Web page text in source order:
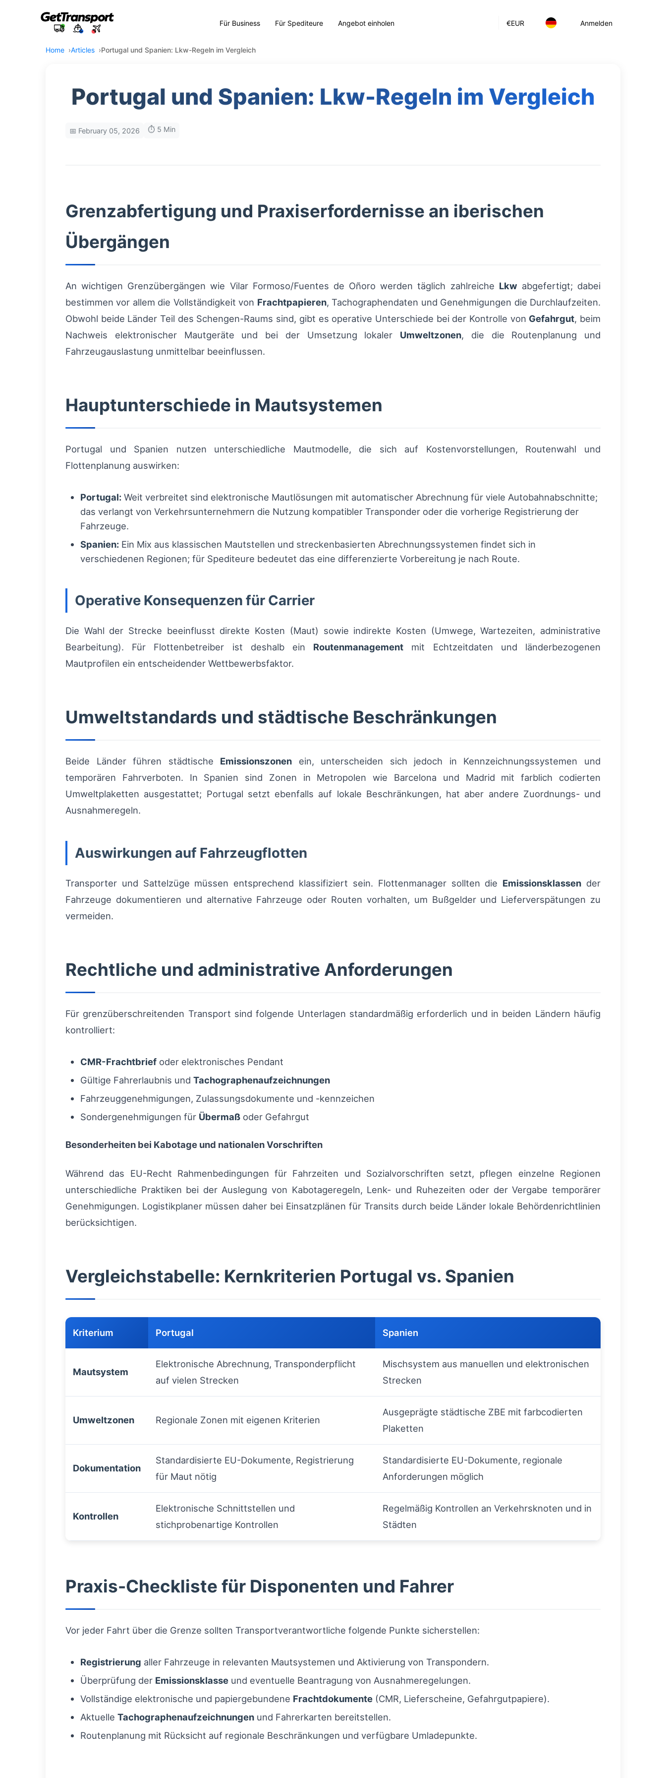
€EUR Anmelden
Für Business Für Spediteure Angebot einholen
Home Articles Portugal und Spanien: Lkw-Regeln im Vergleich
Portugal und Spanien: Lkw-Regeln im Vergleich
📅 February 05, 2026 ⏱️ 5 Min
Grenzabfertigung und Praxiserfordernisse an iberischen
Übergängen
An wichtigen Grenzübergängen wie Vilar Formoso/Fuentes de Oñoro werden täglich zahlreiche Lkwabgefertigt; dabei
bestimmen vor allem die Vollständigkeit von Frachtpapieren, Tachographendaten und Genehmigungen die Durchlaufzeiten.
Obwohl beide Länder Teil des Schengen-Raums sind, gibt es operative Unterschiede bei der Kontrolle von Gefahrgut, beim
Nachweis elektronischer Mautgeräte und bei der Umsetzung lokaler Umweltzonen, die die Routenplanung und
Fahrzeugauslastung unmittelbar beeinflussen.
Hauptunterschiede in Mautsystemen
Portugal und Spanien nutzen unterschiedliche Mautmodelle, die sich auf Kostenvorstellungen, Routenwahl und
Flottenplanung auswirken:
Portugal: Weit verbreitet sind elektronische Mautlösungen mit automatischer Abrechnung für viele Autobahnabschnitte;
das verlangt von Verkehrsunternehmern die Nutzung kompatibler Transponder oder die vorherige Registrierung der
Fahrzeuge.
Spanien: Ein Mix aus klassischen Mautstellen und streckenbasierten Abrechnungssystemen findet sich in
verschiedenen Regionen; für Spediteure bedeutet das eine differenzierte Vorbereitung je nach Route.
Operative Konsequenzen für Carrier
Die Wahl der Strecke beeinflusst direkte Kosten (Maut) sowie indirekte Kosten (Umwege, Wartezeiten, administrative
Bearbeitung). Für Flottenbetreiber ist deshalb ein Routenmanagement mit Echtzeitdaten und länderbezogenen
Mautprofilen ein entscheidender Wettbewerbsfaktor.
Umweltstandards und städtische Beschränkungen
Beide Länder führen städtische Emissionszonen ein, unterscheiden sich jedoch in Kennzeichnungssystemen und
temporären Fahrverboten. In Spanien sind Zonen in Metropolen wie Barcelona und Madrid mit farblich codierten
Umweltplaketten ausgestattet; Portugal setzt ebenfalls auf lokale Beschränkungen, hat aber andere Zuordnungs- und
Ausnahmeregeln.
Auswirkungen auf Fahrzeugflotten
Transporter und Sattelzüge müssen entsprechend klassifiziert sein. Flottenmanager sollten die Emissionsklassen der
Fahrzeuge dokumentieren und alternative Fahrzeuge oder Routen vorhalten, um Bußgelder und Lieferverspätungen zu
vermeiden.
Rechtliche und administrative Anforderungen
Für grenzüberschreitenden Transport sind folgende Unterlagen standardmäßig erforderlich und in beiden Ländern häufig
kontrolliert:
CMR-Frachtbrief oder elektronisches Pendant
Gültige Fahrerlaubnis und Tachographenaufzeichnungen
Fahrzeuggenehmigungen, Zulassungsdokumente und -kennzeichen
Sondergenehmigungen für Übermaß oder Gefahrgut
Besonderheiten bei Kabotage und nationalen Vorschriften
Während das EU-Recht Rahmenbedingungen für Fahrzeiten und Sozialvorschriften setzt, pflegen einzelne Regionen
unterschiedliche Praktiken bei der Auslegung von Kabotageregeln, Lenk- und Ruhezeiten oder der Vergabe temporärer
Genehmigungen. Logistikplaner müssen daher bei Einsatzplänen für Transits durch beide Länder lokale Behördenrichtlinien
berücksichtigen.
Vergleichstabelle: Kernkriterien Portugal vs. Spanien
Kriterium Portugal Spanien
Mautsystem
Elektronische Abrechnung, Transponderpflicht
auf vielen Strecken
Mischsystem aus manuellen und elektronischen
Strecken
Umweltzonen Regionale Zonen mit eigenen Kriterien
Ausgeprägte städtische ZBE mit farbcodierten
Plaketten
Dokumentation
Standardisierte EU-Dokumente, Registrierung
für Maut nötig
Standardisierte EU-Dokumente, regionale
Anforderungen möglich
Kontrollen
Elektronische Schnittstellen und
stichprobenartige Kontrollen
Regelmäßig Kontrollen an Verkehrsknoten und in
Städten
Praxis-Checkliste für Disponenten und Fahrer
Vor jeder Fahrt über die Grenze sollten Transportverantwortliche folgende Punkte sicherstellen:
Registrierung aller Fahrzeuge in relevanten Mautsystemen und Aktivierung von Transpondern.
Überprüfung der Emissionsklasse und eventuelle Beantragung von Ausnahmeregelungen.
Vollständige elektronische und papiergebundene Frachtdokumente (CMR, Lieferscheine, Gefahrgutpapiere).
Aktuelle Tachographenaufzeichnungen und Fahrerkarten bereitstellen.
Routenplanung mit Rücksicht auf regionale Beschränkungen und verfügbare Umladepunkte.